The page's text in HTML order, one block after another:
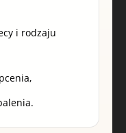
i rodzaju